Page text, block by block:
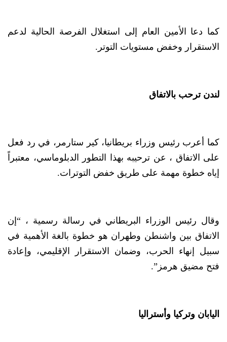
كما دعا الأمين العام إلى استغلال الفرصة الحالية لدعم
الاستقرار وخفض مستويات التوتر.
لندن ترحب بالاتفاق
كما أعرب رئيس وزراء بريطانيا، كير ستارمر، في رد فعل
على الاتفاق ، عن ترحيبه بهذا التطور الدبلوماسي، معتبراً
إياه خطوة مهمة على طريق خفض التوترات.
وقال رئيس الوزراء البريطاني في رسالة رسمية ، “إن
الاتفاق بين واشنطن وطهران هو خطوة بالغة الأهمية في
سبيل إنهاء الحرب، وضمان الاستقرار الإقليمي، وإعادة
فتح مضيق هرمز”.
اليابان وتركيا وأستراليا